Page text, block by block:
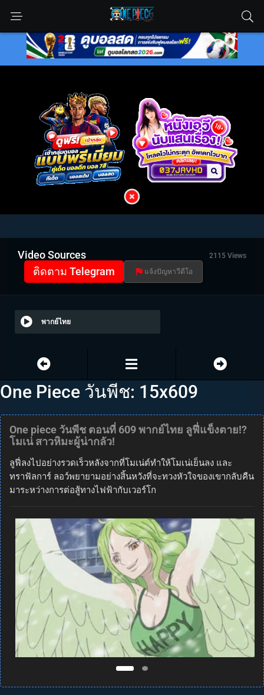
Video Sources 2115 Views
ติดตาม Telegram แจ้งปัญหาวีดีโอ
พากย์ไทย
One Piece วันพีช: 15x609
One piece วันพีช ตอนที่ 609 พากย์ไทย ลูฟี่แข็งตาย!?
โมเน่ สาวหิมะผู้น่ากลัว!
ลูฟี่ลงไปอย่างรวดเร็วหลังจากที่โมเน่ต์ทำให้โมเน่เย็นลง และ
ทราฟัลการ์ ลอว์พยายามอย่างสิ้นหวังที่จะทวงหัวใจของเขากลับคืน
มาระหว่างการต่อสู้ทางไฟฟ้ากับเวอร์โก